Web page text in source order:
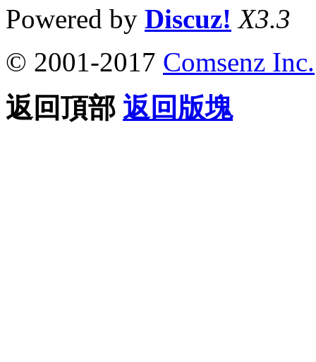
Powered by Discuz! X3.3
© 2001-2017 Comsenz Inc.
返回頂部 返回版塊